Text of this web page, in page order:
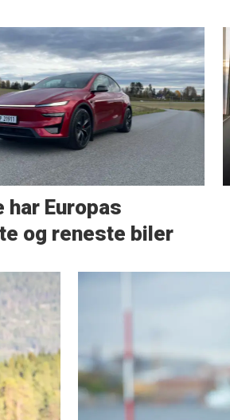
har Europas
og reneste biler